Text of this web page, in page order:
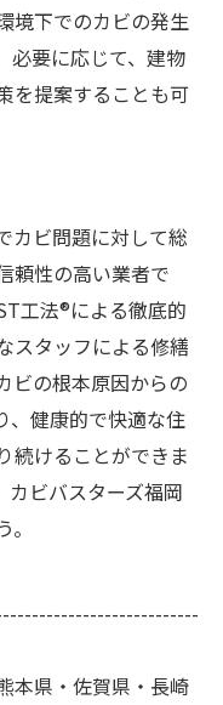
境下でのカビの発生
必要に応じて、建物
を提案することも可
カビ問題に対して総
頼性の高い業者で
工法®による徹底的
スタッフによる修繕
ビの根本原因からの
、健康的で快適な住
続けることができま
カビバスターズ福岡
本県・佐賀県・長崎